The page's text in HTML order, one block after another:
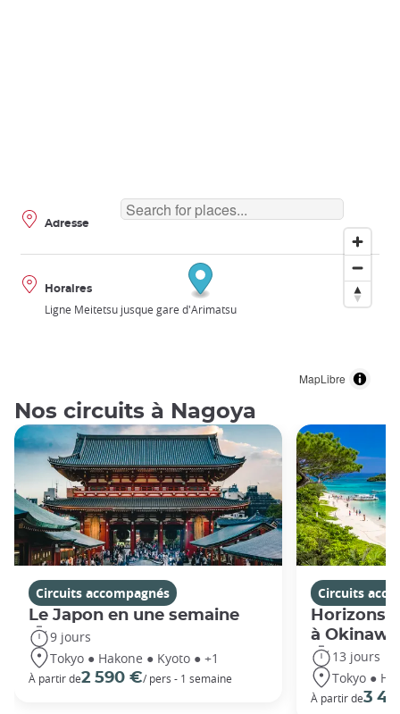
MapLibre
Adresse
Horaires
Ligne Meitetsu jusque gare d'Arimatsu
Nos circuits à Nagoya
Circuits accompagnés
Le Japon en une semaine
9 jours
Tokyo ● Hakone ● Kyoto ● +1
À partir de2 590 €/ pers - 1 semaine
Circuits
Horizons
à Okinawa
13 jours
Tokyo ●
À partir de3